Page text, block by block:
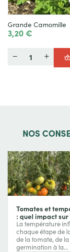
Grande Camomille
3,20 €
NOS
Tomates et
: quel impact sur
croissance, la
et les fruits ?
La température
chaque étape de
de la tomate, de la
germination à la